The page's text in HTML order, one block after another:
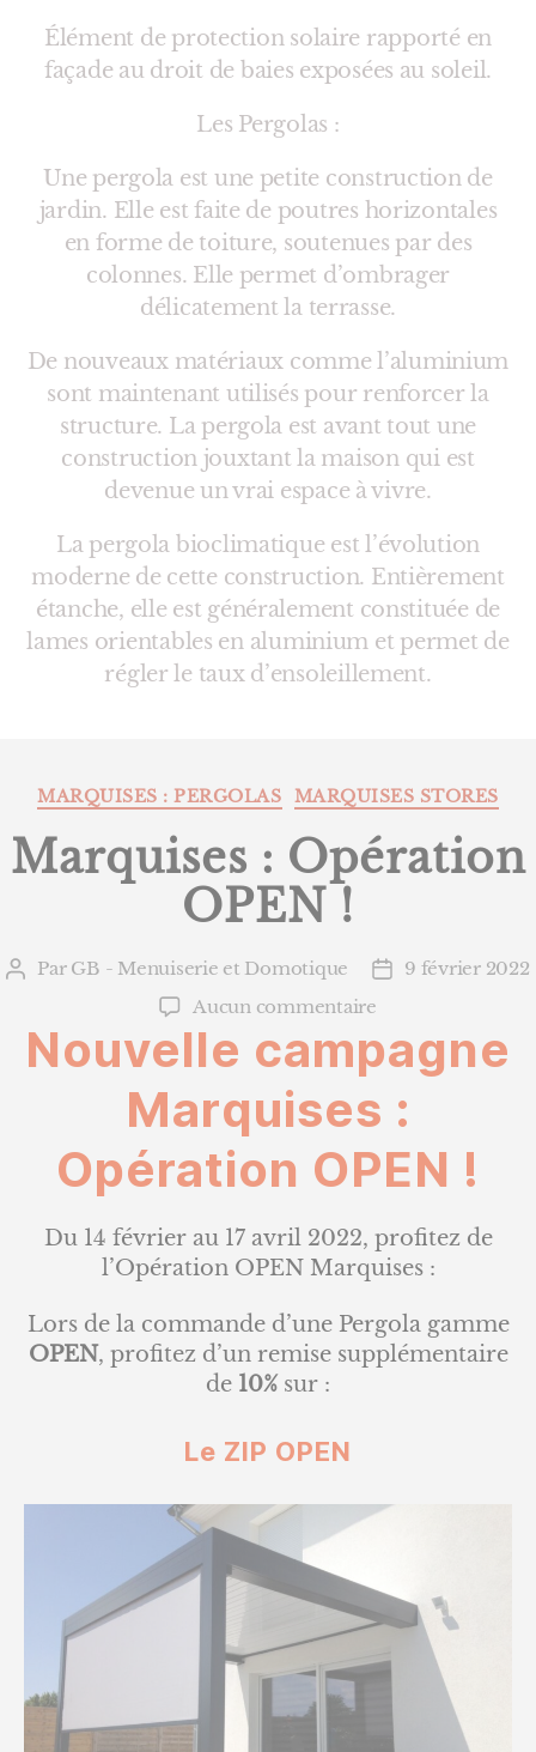
Élément de protection solaire rapporté en
façade au droit de baies exposées au soleil.
Les Pergolas :
Une pergola est une petite construction de
jardin. Elle est faite de poutres horizontales
en forme de toiture, soutenues par des
colonnes. Elle permet d’ombrager
délicatement la terrasse.
De nouveaux matériaux comme l’aluminium
sont maintenant utilisés pour renforcer la
structure. La pergola est avant tout une
construction jouxtant la maison qui est
devenue un vrai espace à vivre.
La pergola bioclimatique est l’évolution
moderne de cette construction. Entièrement
étanche, elle est généralement constituée de
lames orientables en aluminium et permet de
régler le taux d’ensoleillement.
Catégories
MARQUISES : PERGOLAS MARQUISES STORES
Marquises : Opération
OPEN !
Auteur
Par GB - Menuiserie et Domotique
Date9 février 2022
Aucun commentairesur
:
Opération
OPEN
Nouvelle campagne
Marquises :
Opération OPEN !
Du 14 février au 17 avril 2022, profitez de
l’Opération OPEN Marquises :
Lors de la commande d’une Pergola gamme
OPEN, profitez d’un remise supplémentaire
de 10% sur :
Le ZIP OPEN